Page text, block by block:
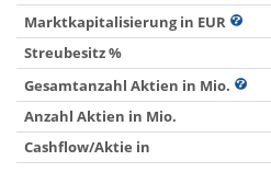
Marktkapitalisierung in EUR
Streubesitz %
Gesamtanzahl Aktien in Mio.
Anzahl Aktien in Mio.
Cashflow/Aktie in